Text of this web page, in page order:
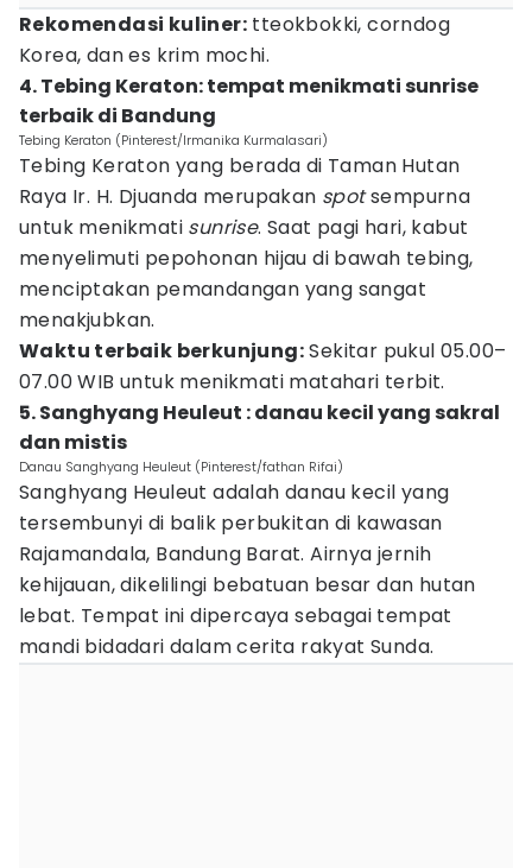
Rekomendasi kuliner: tteokbokki, corndog
Korea, dan es krim mochi.
4. Tebing Keraton: tempat menikmati sunrise
terbaik di Bandung
Tebing Keraton (Pinterest/Irmanika Kurmalasari)
Tebing Keraton yang berada di Taman Hutan
Raya Ir. H. Djuanda merupakan spotsempurna
untuk menikmati sunrise. Saat pagi hari, kabut
menyelimuti pepohonan hijau di bawah tebing,
menciptakan pemandangan yang sangat
menakjubkan.
Waktu terbaik berkunjung:Sekitar pukul 05.00–
07.00 WIB untuk menikmati matahari terbit.
5. Sanghyang Heuleut : danau kecil yang sakral
dan mistis
Danau Sanghyang Heuleut (Pinterest/fathan Rifai)
Sanghyang Heuleut adalah danau kecil yang
tersembunyi di balik perbukitan di kawasan
Rajamandala, Bandung Barat. Airnya jernih
kehijauan, dikelilingi bebatuan besar dan hutan
lebat. Tempat ini dipercaya sebagai tempat
mandi bidadari dalam cerita rakyat Sunda.